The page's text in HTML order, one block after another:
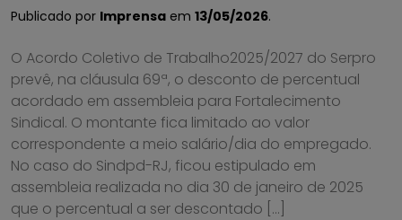
Publicado por Imprensa em 13/05/2026.
O Acordo Coletivo de Trabalho2025/2027 do Serpro
prevê, na cláusula 69ª, o desconto de percentual
acordado em assembleia para Fortalecimento
Sindical. O montante fica limitado ao valor
correspondente a meio salário/dia do empregado.
No caso do Sindpd-RJ, ficou estipulado em
assembleia realizada no dia 30 de janeiro de 2025
que o percentual a ser descontado […]